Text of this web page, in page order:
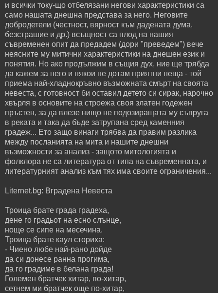
и всички току-що отбелязани негови характеристики са
само нашата днешна представа за него. Неговите
добродетели (честност, вярност към дадената дума,
безстрашие и др.) всъщност са плод на нашия
съвременен опит да предадем (дори "преведем") вече
неясните му митични характеристики на днешен език и
понятия. Но ако продължим в същия дух, ние ще трябда
да кажем за него и някои не дотам приятни неща - той
приема най-хладнокръвно възможната смърт на своята
невеста, с готовност би оставил детето си сирак, нарочно
хвърля в основите на строежа своя златен годежен
пръстен, за да влезе нищо не подозиращата му съпруга
в реката и така да бъде затрупана сред каменния
градеж... Ето защо винаги трябва да правим разлика
между посланията на мита и нашите днешни
възможности за анализ - защото митологията и
фолклора не са литература от типа на съвременната, и
литературният анализ към тях има своите ограничения...
Liternet.bg: Вградена Невеста
Троица брате града градеха,
дене го градьот на есно слънце,
ноще се сипе на месечина.
Троица брате каул сториха:
- Чиено любе най-рано дойде
да си донесе ранна прогима,
да го градиме в белана града!
Големен братчек хитар, по-хитар,
сетнем ми братчек още по-хитар,